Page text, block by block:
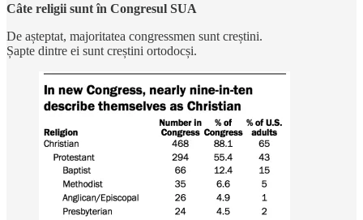
Câte religii sunt în Congresul SUA
De așteptat, majoritatea congressmen sunt creștini.
Șapte dintre ei sunt creștini ortodocși.